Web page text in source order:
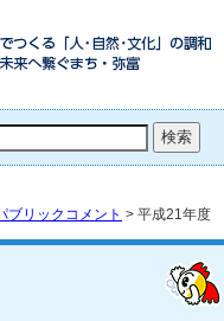
ブリックコメント > 平成21年度